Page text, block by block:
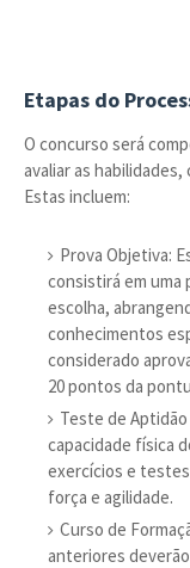
Etapas do
O concurso será
avaliar as
Estas incluem:
Prova Objetiva:
consistirá em uma
escolha,
conhecimentos
considerado
20 pontos da
Teste de Aptidão
capacidade física
exercícios e
força e agilidade.
Curso de
anteriores